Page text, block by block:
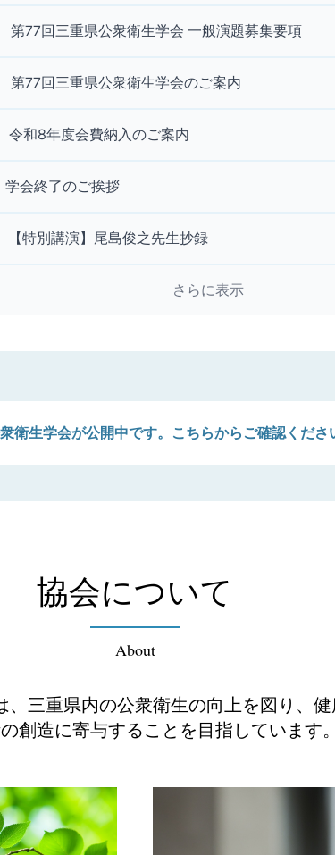
第77回三重県公衆衛生学会 一般演題募集要項
第77回三重県公衆衛生学会のご案内
令和8年度会費納入のご案内
学会終了のご挨拶
【特別講演】尾島俊之先生抄録
さらに表示
衛生学会が公開中です。こちらからご確認くださ
協会について
About
、三重県内の公衆衛生の向上を図り、
創造に寄与することを目指しています